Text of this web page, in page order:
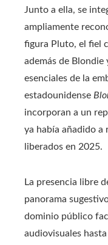
Junto a ella, se
ampliamente
figura Pluto, el fiel
además de
esenciales de la
estadounidense
incorporan a un
ya había añadido a
liberados en 2025.
La presencia libre
panorama
dominio público
audiovisuales